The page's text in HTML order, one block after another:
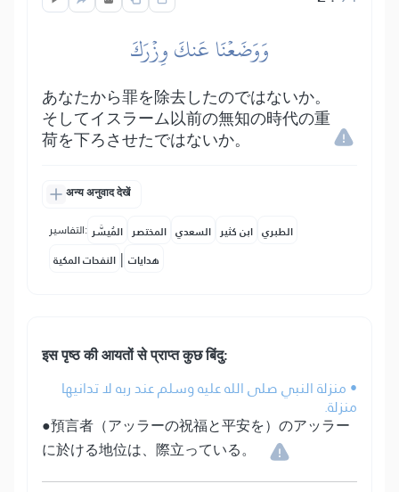
وَوَضَعۡنَا عَنكَ وِزۡرَكَ
あなたから罪を除去したのではないか。
そしてイスラーム以前の無知の時代の重
荷を下ろさせたではないか。
अन्य अनुवाद देखें
التفاسير: المُيسَّر المختصر السعدي ابن كثير الطبري
النفحات المكية | هدايات
इस पृष्ठ की आयतों से प्राप्त कुछ बिंदु:
• منزلة النبي صلى الله عليه وسلم عند ربه لا تدانيها
منزلة.
●預言者（アッラーの祝福と平安を）のアッラー
に於ける地位は、際立っている。